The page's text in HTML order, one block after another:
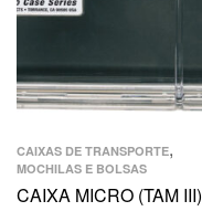
CAIXAS DE TRANSPORTE,
MOCHILAS E BOLSAS
CAIXA MICRO (TAM III)